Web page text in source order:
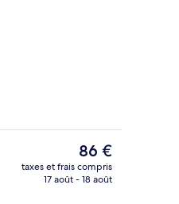
Le
prix
actuel
86 €
taxes et frais compris
17 août - 18 août